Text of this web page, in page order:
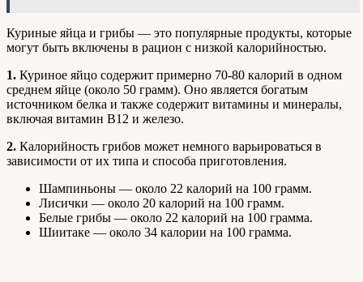
Куриные яйца и грибы — это популярные продукты, которые
могут быть включены в рацион с низкой калорийностью.
1. Куриное яйцо содержит примерно 70-80 калорий в одном
среднем яйце (около 50 грамм). Оно является богатым
источником белка и также содержит витамины и минералы,
включая витамин B12 и железо.
2. Калорийность грибов может немного варьироваться в
зависимости от их типа и способа приготовления.
Шампиньоны — около 22 калорий на 100 грамм.
Лисички — около 20 калорий на 100 грамм.
Белые грибы — около 22 калорий на 100 грамма.
Шиитаке — около 34 калории на 100 грамма.